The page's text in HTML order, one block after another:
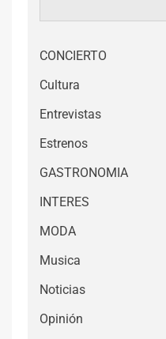
CONCIERTO
Cultura
Entrevistas
Estrenos
GASTRONOMIA
INTERES
MODA
Musica
Noticias
Opinión